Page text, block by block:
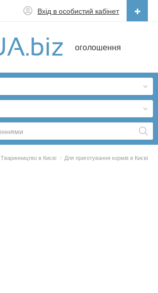
оголошення
Вхід в особистий кабінет
Тваринництво в Києві / Для приготування кормів в Києві